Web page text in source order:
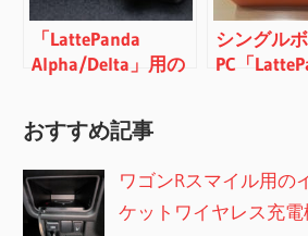
「LattePanda
Alpha/Delta」用の
ースを自作
シングル
PC「
おすすめ記事
ワゴンRスマイル用の
ケットワイヤレス充電